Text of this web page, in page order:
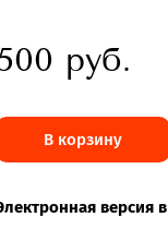
руб.
В корзину
версия